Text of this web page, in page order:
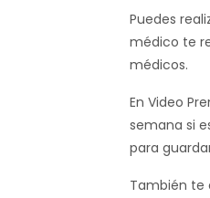
Puedes
médico te
médicos.
En Video
semana si
para
También te